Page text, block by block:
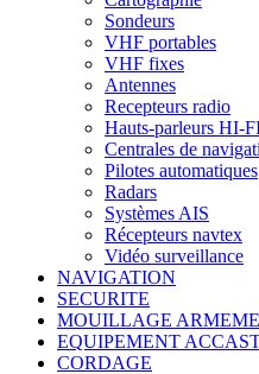
Sondeurs
VHF portables
VHF fixes
Antennes
Recepteurs radio
Hauts-parleurs HI-
Centrales de
Pilotes automatiques
Radars
Systèmes AIS
Récepteurs navtex
Vidéo surveillance
NAVIGATION
SECURITE
MOUILLAGE
EQUIPEMENT
CORDAGE